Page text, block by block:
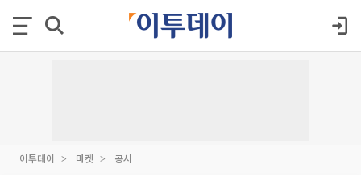
이투데이 마켓 공시